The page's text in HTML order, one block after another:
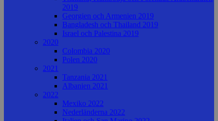
2019
Georgien och Armenien 2019
Bangladesh och Thailand 2019
Israel och Palestina 2019
2020
Colombia 2020
Polen 2020
2021
Tanzania 2021
Albanien 2021
2022
Mexiko 2022
Nederländerna 2022